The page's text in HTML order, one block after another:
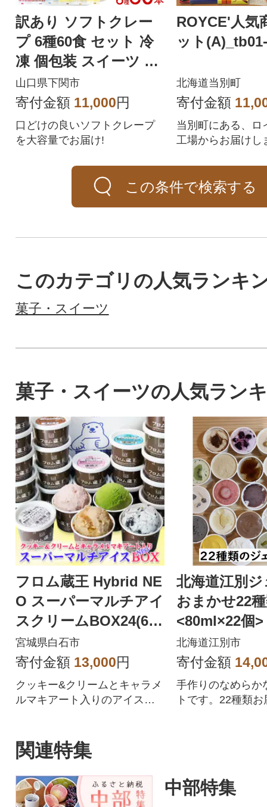
訳あり ソフトクレー
プ 6種60食 セット 冷
凍 個包装 スイーツ デ
ザート おやつ IR030
山口県下関市
寄付金額 11,000円
口どけの良いソフトクレープ
を大容量でお届け!
ROYCE'人気
ット
北海道当別町
寄付金額
当別町にある、ロ
工場からお届けし
この条件で検索する
このカテゴリの人気ランキ
菓子・スイーツ
菓子・スイーツの人気ラン
フロム蔵王 Hybrid NE
O スーパーマルチアイ
スクリームBOX24(6種
×4個)
宮城県白石市
寄付金額 13,000円
クッキー&クリームとキャラメ
ルマキアート入りのアイスク
北海道江別
おまかせ22
<80ml×22個>
北海道江別市
寄付金額
手作りのなめらか
トです。22種類
関連特集
中部特集